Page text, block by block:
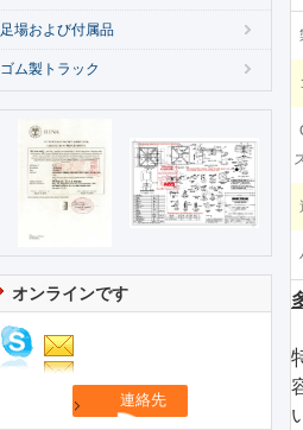
足場および付属品
ゴム製トラック
オンラインです